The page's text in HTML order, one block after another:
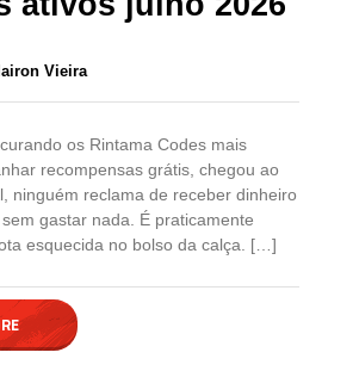
Vieira
os Rintama Codes mais
recompensas grátis, chegou ao
ninguém reclama de receber dinheiro
gastar nada. É praticamente
esquecida no bolso da calça. […]